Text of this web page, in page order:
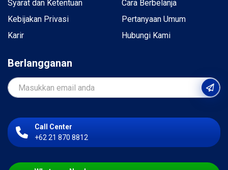
Syarat dan Ketentuan
Kebijakan Privasi
Karir
Cara Berbelanja
Pertanyaan Umum
Hubungi Kami
Berlangganan
Call Center
+62 21 870 8812